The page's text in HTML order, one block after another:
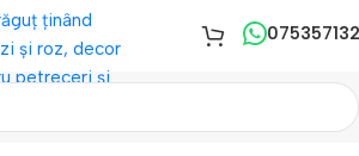
/Baloane Folie